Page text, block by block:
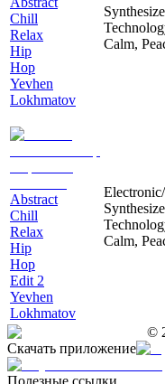
Chill
Relax
Hip
Hop
Yevhen
Lokhmatov
Calm,
Abstract
Chill
Relax
Hip
Hop
Edit 2
Yevhen
Lokhmatov
Calm,
©
Скачать приложение
Полезные ссылки